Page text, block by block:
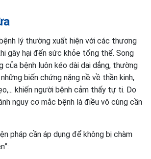
lý thường xuất hiện với các thương
gây hại đến sức khỏe tổng thể. Song
của bệnh luôn kéo dài dai dẳng, thường
biến chứng nặng nề về thần kinh,
khiến người bệnh cảm thấy tự ti. Do
nguy cơ mắc bệnh là điều vô cùng cần
pháp cần áp dụng để không bị chàm